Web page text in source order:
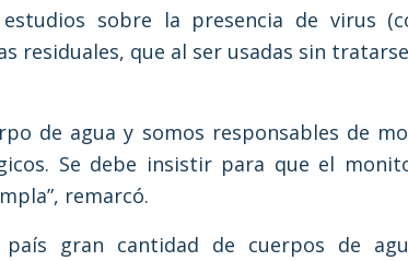
sobre la presencia de virus
residuales, que al ser usadas sin
de agua y somos responsables de
Se debe insistir para que el
remarcó.
gran cantidad de cuerpos de